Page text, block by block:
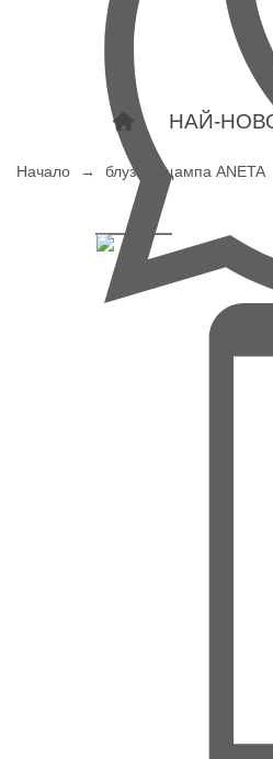
НАЙ-
Начало → блуза в щампа ANETA